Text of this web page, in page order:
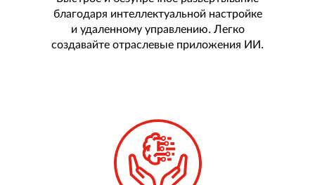
благодаря интеллектуальной настройке
и удаленному управлению. Легко
создавайте отраслевые приложения ИИ.